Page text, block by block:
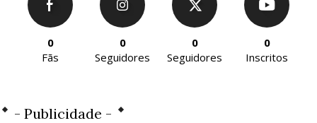
0
Fãs
0
Seguidores
0
Seguidores
0
Inscritos
- Publicidade -